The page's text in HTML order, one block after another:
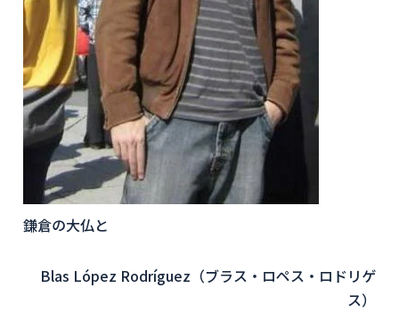
鎌倉の大仏と
Blas López Rodríguez（ブラス・ロペス・ロドリゲ
ス）